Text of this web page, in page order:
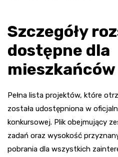
Szczegóły
dostępne dla
mieszkańców
Pełna lista projektów, które
została udostępniona w
konkursowej. Plik obejmujący
zadań oraz wysokość
pobrania dla wszystkich